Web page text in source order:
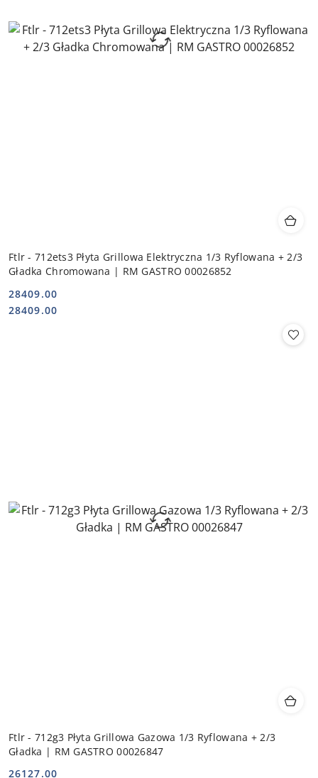
Ftlr - 712ets3 Płyta Grillowa Elektryczna 1/3 Ryflowana + 2/3
Gładka Chromowana | RM GASTRO 00026852
Cena:
28409.00
Cena:
28409.00
Ftlr - 712g3 Płyta Grillowa Gazowa 1/3 Ryflowana + 2/3
Gładka | RM GASTRO 00026847
26127.00